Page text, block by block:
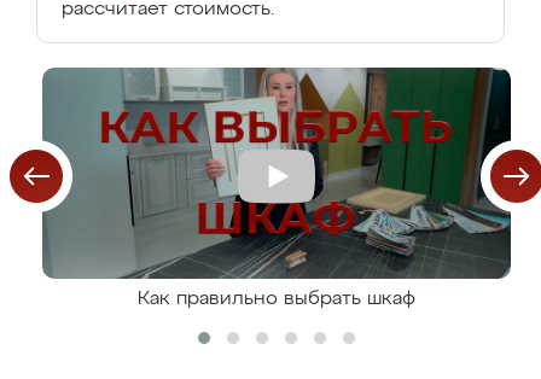
рассчитает стоимость.
Как правильно выбрать шкаф